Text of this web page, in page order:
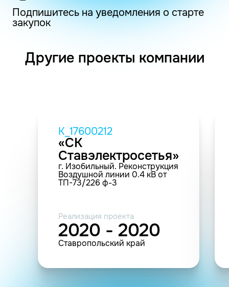
Подпишитесь на уведомления о старте
закупок
Другие проекты компании
K_17600212
«СК
Ставэлектросетья»
г. Изобильный. Реконструкция
Воздушной линии 0.4 кВ от
ТП-73/226 ф-3
Реализация проекта
2020 - 2020
Ставропольский край